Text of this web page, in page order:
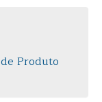
Produto